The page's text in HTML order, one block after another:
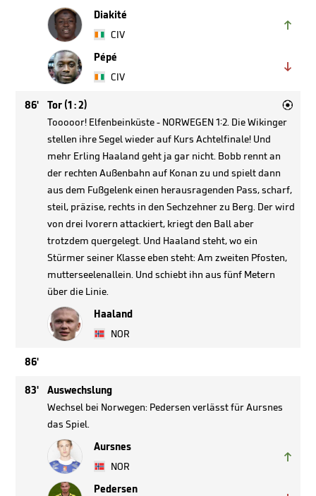
Diakité
CIV

Pépé
CIV

86' Tor (1 : 2) 
Tooooor! Elfenbeinküste - NORWEGEN 1:2. Die Wikinger
stellen ihre Segel wieder auf Kurs Achtelfinale! Und
mehr Erling Haaland geht ja gar nicht. Bobb rennt an
der rechten Außenbahn auf Konan zu und spielt dann
aus dem Fußgelenk einen herausragenden Pass, scharf,
steil, präzise, rechts in den Sechzehner zu Berg. Der wird
von drei Ivorern attackiert, kriegt den Ball aber
trotzdem quergelegt. Und Haaland steht, wo ein
Stürmer seiner Klasse eben steht: Am zweiten Pfosten,
mutterseelenallein. Und schiebt ihn aus fünf Metern
über die Linie.
Haaland
NOR
86'
83'
Auswechslung
Wechsel bei Norwegen: Pedersen verlässt für Aursnes
das Spiel.
Aursnes
NOR

Pedersen